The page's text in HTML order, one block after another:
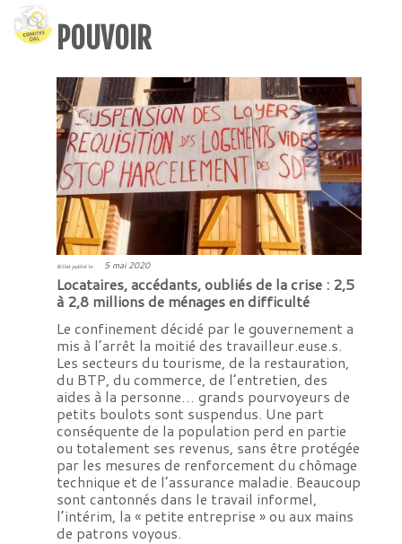
POUVOIR
Billet publié le 5 mai 2020
Locataires, accédants, oubliés de la crise : 2,5
à 2,8 millions de ménages en difficulté
Le confinement décidé par le gouvernement a
mis à l’arrêt la moitié des travailleur.euse.s.
Les secteurs du tourisme, de la restauration,
du BTP, du commerce, de l’entretien, des
aides à la personne… grands pourvoyeurs de
petits boulots sont suspendus. Une part
conséquente de la population perd en partie
ou totalement ses revenus, sans être protégée
par les mesures de renforcement du chômage
technique et de l’assurance maladie. Beaucoup
sont cantonnés dans le travail informel,
l’intérim, la « petite entreprise » ou aux mains
de patrons voyous.